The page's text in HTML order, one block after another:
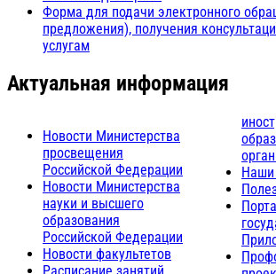
Форма для подачи электронного
предложения), получения
услугам
Актуальная информация
Новости Министерства
просвещения
Российской Федерации
Новости Министерства
науки и высшего
образования
Российской Федерации
Новости факультетов
Наши